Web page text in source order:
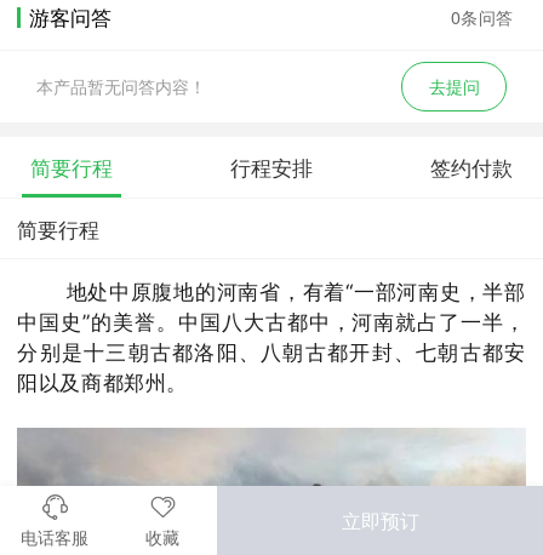
游客问答 0条问答
本产品暂无问答内容！ 去提问
简要行程 行程安排 签约付款
简要行程
地处中原腹地的河南省，有着“一部河南史，半部
中国史”的美誉。中国八大古都中，河南就占了一半，
分别是十三朝古都洛阳、八朝古都开封、七朝古都安
阳以及商都郑州。
电话客服 收藏
立即预订